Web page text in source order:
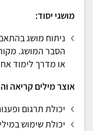
מושגי יסוד:
ניתוח מושג
הסבר המושג.
או מדרך לימוד
אוצר מילים קריאה
יכולת תרגום
יכולת שימוש